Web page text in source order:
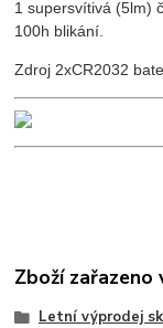
1 supersvítivá (5lm)
100h blikání.
Zdroj 2xCR2032
Zboží zařazeno
Letní výprodej